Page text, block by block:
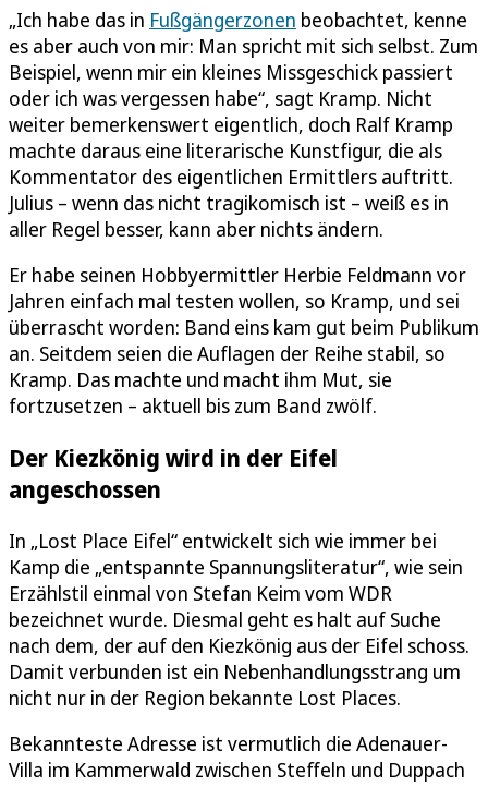
„Ich habe das in Fußgängerzonen beobachtet, kenne
es aber auch von mir: Man spricht mit sich selbst. Zum
Beispiel, wenn mir ein kleines Missgeschick passiert
oder ich was vergessen habe“, sagt Kramp. Nicht
weiter bemerkenswert eigentlich, doch Ralf Kramp
machte daraus eine literarische Kunstfigur, die als
Kommentator des eigentlichen Ermittlers auftritt.
Julius – wenn das nicht tragikomisch ist – weiß es in
aller Regel besser, kann aber nichts ändern.
Er habe seinen Hobbyermittler Herbie Feldmann vor
Jahren einfach mal testen wollen, so Kramp, und sei
überrascht worden: Band eins kam gut beim Publikum
an. Seitdem seien die Auflagen der Reihe stabil, so
Kramp. Das machte und macht ihm Mut, sie
fortzusetzen – aktuell bis zum Band zwölf.
Der Kiezkönig wird in der Eifel
angeschossen
In „Lost Place Eifel“ entwickelt sich wie immer bei
Kamp die „entspannte Spannungsliteratur“, wie sein
Erzählstil einmal von Stefan Keim vom WDR
bezeichnet wurde. Diesmal geht es halt auf Suche
nach dem, der auf den Kiezkönig aus der Eifel schoss.
Damit verbunden ist ein Nebenhandlungsstrang um
nicht nur in der Region bekannte Lost Places.
Bekannteste Adresse ist vermutlich die Adenauer-
Villa im Kammerwald zwischen Steffeln und Duppach